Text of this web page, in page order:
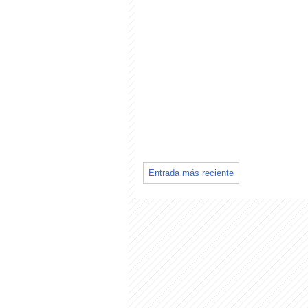
Entrada más reciente